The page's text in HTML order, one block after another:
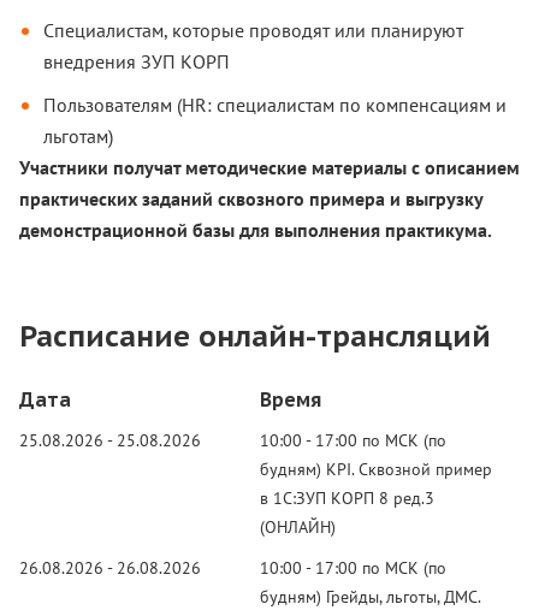
Специалистам, которые проводят или планируют
внедрения ЗУП КОРП
Пользователям (HR: специалистам по компенсациям и
льготам)
Участники получат методические материалы с описанием
практических заданий сквозного примера и выгрузку
демонстрационной базы для выполнения практикума.
Расписание онлайн-трансляций
Дата Время
25.08.2026 - 25.08.2026
10:00 - 17:00 по МСК (по
будням) KPI. Сквозной пример
в 1С:ЗУП КОРП 8 ред.3
(ОНЛАЙН)
26.08.2026 - 26.08.2026
10:00 - 17:00 по МСК (по
будням) Грейды, льготы, ДМС.